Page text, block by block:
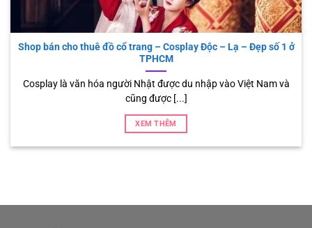
Tìm hiểu ý nghĩa chiếc áo bà ba – Thời trang truyền thống của
phụ nữ Nam Bộ 1 thời
Chiếc áo bà ba là một trong những trang phục truyền thống của
người phụ [...]
XEM THÊM